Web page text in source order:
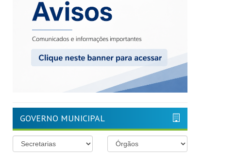
GOVERNO MUNICIPAL